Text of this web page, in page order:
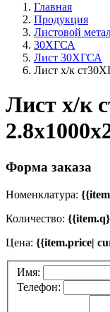
Главная
Продукция
Листовой
30ХГСА
Лист 30ХГСА
Лист х/к
Лист х/к
Форма заказа
Номенклатура:
Количество:
Цена: {{item.price|
Имя:
Телефон: